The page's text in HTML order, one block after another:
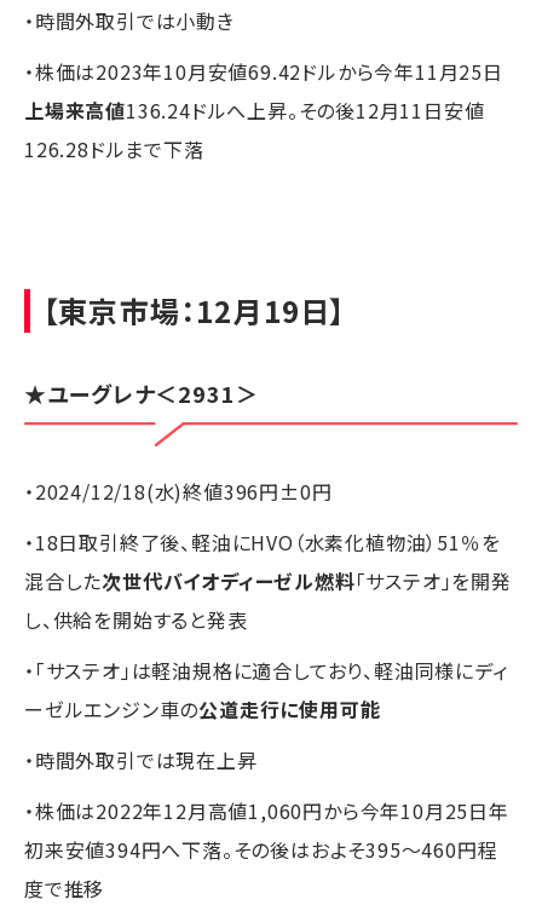
・時間外取引では小動き
・株価は2023年10月安値69.42ドルから今年11月25日
上場来高値136.24ドルへ上昇。その後12月11日安値
126.28ドルまで下落
【東京市場：12月19日】
★ユーグレナ＜2931＞
・2024/12/18(水)終値396円±0円
・18日取引終了後、軽油にHVO（水素化植物油）51％を
混合した次世代バイオディーゼル燃料「サステオ」を開発
し、供給を開始すると発表
・「サステオ」は軽油規格に適合しており、軽油同様にディ
ーゼルエンジン車の公道走行に使用可能
・時間外取引では現在上昇
・株価は2022年12月高値1,060円から今年10月25日年
初来安値394円へ下落。その後はおよそ395～460円程
度で推移